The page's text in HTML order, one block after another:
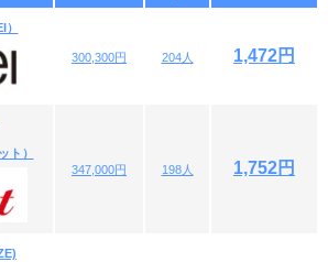
300,300円 204人 1,472円
ト）
347,000円
198人 1,752円